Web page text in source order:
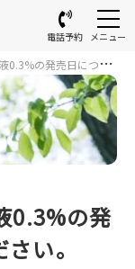
電話予約 メニュー
0.3%の発売日につい
0.3%の発
い。